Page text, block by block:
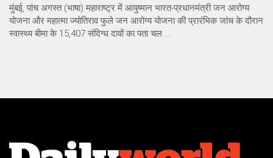
मुंबई, पांच अगस्त (भाषा) महाराष्ट्र में आयुष्मान भारत-प्रधानमंत्री जन आरोग्य
योजना और महात्मा ज्योतिराव फुले जन आरोग्य योजना की प्रारंभिक जांच के दौरान
स्वास्थ्य बीमा के 15,407 संदिग्ध दावों का पता चल ...